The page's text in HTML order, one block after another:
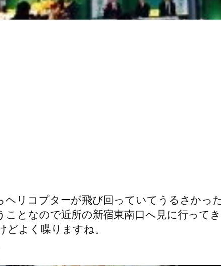
リコプターが飛び回っていてうるさかっ
となので近所の新宿東南口へ見に行って
よく喋りますね。